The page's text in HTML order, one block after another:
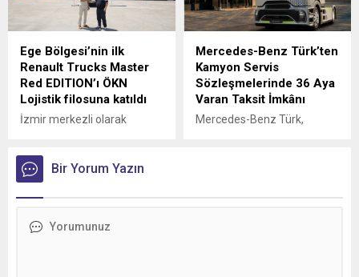
Ege Bölgesi’nin ilk
Renault Trucks Master
Red EDITION’ı ÖKN
Lojistik filosuna katıldı
İzmir merkezli olarak
yürüten ÖKN Lojistik, Ege
Bölgesi'nin ilk Renault
Trucks Master Red EDITION
Mercedes-Benz Türk’ten
Kamyon Servis
Sözleşmelerinde 36 Aya
Varan Taksit İmkânı
Mercedes-Benz Türk,
imkânıyla bakım ve servis
Bir Yorum Yazın